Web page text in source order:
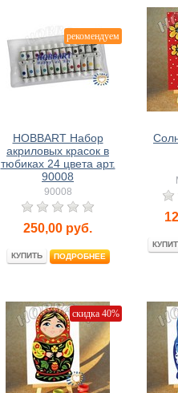
рекомендуем
HOBBART Набор
акриловых красок в
тюбиках 24 цвета арт.
90008
90008
250,00 руб.
КУПИТЬ ПОДРОБНЕЕ
скидка 40%